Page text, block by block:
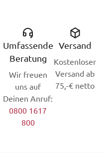
Umfassende
Beratung
Wir freuen
uns auf
Deinen Anruf:
0800 1617
800
Versand
Kostenloser
Versand ab
75,-€ netto